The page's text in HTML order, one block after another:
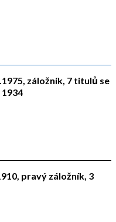
záložník, 7 titulů se
pravý záložník, 3